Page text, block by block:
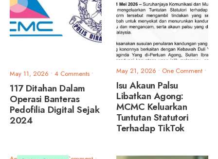
May 21, 2026 • One Comment •
Isu Akaun Palsu
Libatkan Agong:
MCMC Keluarkan
Tuntutan Statutori
Terhadap TikTok
May 11, 2026 • 4 Comments •
117 Ditahan Dalam
Operasi Banteras
Pedofilia Digital Sejak
2024